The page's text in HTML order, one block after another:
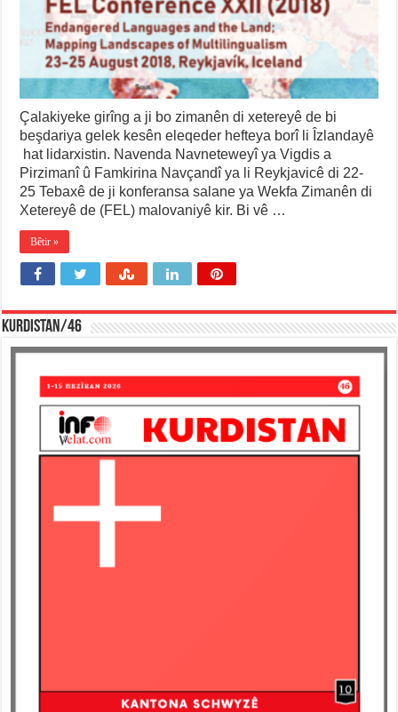
Çalakiyeke girîng a ji bo zimanên di xetereyê de bi
beşdariya gelek kesên eleqeder hefteya borî li Îzlandayê
hat lidarxistin. Navenda Navneteweyî ya Vigdis a
Pirzimanî û Famkirina Navçandî ya li Reykjavicê di 22-
25 Tebaxê de ji konferansa salane ya Wekfa Zimanên di
Xetereyê de (FEL) malovaniyê kir. Bi vê …
Bêtir »
KURDISTAN/46